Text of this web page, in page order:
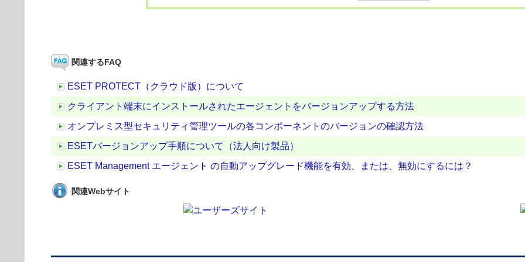
関連するFAQ
ESET PROTECT（クラウド版）について
クライアント端末にインストールされたエージェントをバージョンアップする方法
オンプレミス型セキュリティ管理ツールの各コンポーネントのバージョンの確認方法
ESETバージョンアップ手順について（法人向け製品）
ESET Management エージェント の自動アップグレード機能を有効、または、無効にするには？
関連Webサイト